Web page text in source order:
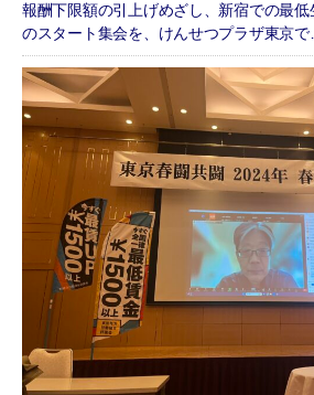
報酬下限額の引上げめざし、新宿での最
のスタート集会を、けんせつプラザ東京